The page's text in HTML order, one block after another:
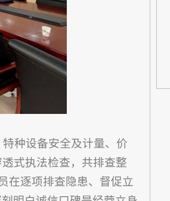
种设备安全及计量、价
式执法检查，共排查整
在逐项排查隐患、督促立